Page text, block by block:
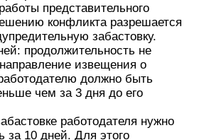
представительного
конфликта разрешается
забастовку.
продолжительность не
извещения о
должно быть
чем за 3 дня до его
работодателя нужно
за 10 дней. Для этого